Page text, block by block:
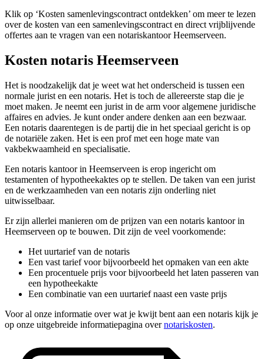
Klik op ‘Kosten samenlevingscontract ontdekken’ om meer te lezen
over de kosten van een samenlevingscontract en direct vrijblijvende
offertes aan te vragen van een notariskantoor Heemserveen.
Kosten notaris Heemserveen
Het is noodzakelijk dat je weet wat het onderscheid is tussen een
normale jurist en een notaris. Het is toch de allereerste stap die je
moet maken. Je neemt een jurist in de arm voor algemene juridische
affaires en advies. Je kunt onder andere denken aan een bezwaar.
Een notaris daarentegen is de partij die in het speciaal gericht is op
de notariële zaken. Het is een prof met een hoge mate van
vakbekwaamheid en specialisatie.
Een notaris kantoor in Heemserveen is erop ingericht om
testamenten of hypotheekaktes op te stellen. De taken van een jurist
en de werkzaamheden van een notaris zijn onderling niet
uitwisselbaar.
Er zijn allerlei manieren om de prijzen van een notaris kantoor in
Heemserveen op te bouwen. Dit zijn de veel voorkomende:
Het uurtarief van de notaris
Een vast tarief voor bijvoorbeeld het opmaken van een akte
Een procentuele prijs voor bijvoorbeeld het laten passeren van
een hypotheekakte
Een combinatie van een uurtarief naast een vaste prijs
Voor al onze informatie over wat je kwijt bent aan een notaris kijk je
op onze uitgebreide informatiepagina overnotariskosten.